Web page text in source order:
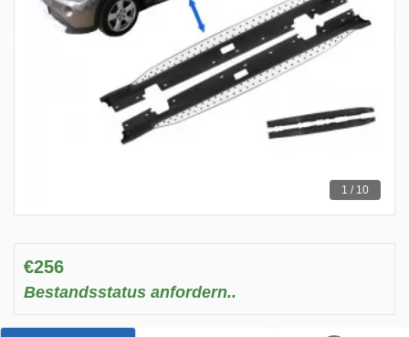
1 / 10
€256
Bestandsstatus anfordern..